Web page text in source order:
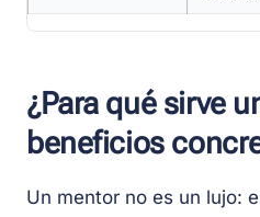
¿Para qué sirve
beneficios
Un mentor no es un lujo: